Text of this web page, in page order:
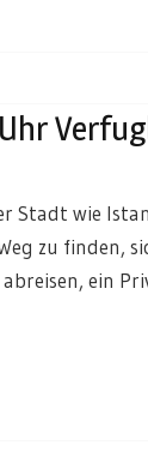
Stadt wie
zu finden,
ein